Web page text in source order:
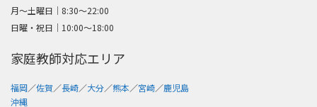
月～土曜日│8:30〜22:00
日曜・祝日│10:00〜18:00
家庭教師対応エリア
福岡／佐賀／長崎／大分／熊本／宮崎／鹿児島
沖縄